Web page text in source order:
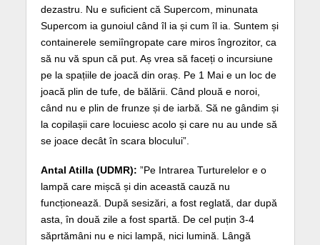
dezastru. Nu e suficient că Supercom, minunata
Supercom ia gunoiul când îl ia și cum îl ia. Suntem și
containerele semiîngropate care miros îngrozitor, ca
să nu vă spun că put. Aș vrea să faceți o incursiune
pe la spațiile de joacă din oraș. Pe 1 Mai e un loc de
joacă plin de tufe, de bălării. Când plouă e noroi,
când nu e plin de frunze și de iarbă. Să ne gândim și
la copilașii care locuiesc acolo și care nu au unde să
se joace decât în scara blocului”.
Antal Atilla (UDMR): ”Pe Intrarea Turturelelor e o
lampă care mișcă și din această cauză nu
funcționează. După sesizări, a fost reglată, dar după
asta, în două zile a fost spartă. De cel puțin 3-4
săprtămâni nu e nici lampă, nici lumină. Lângă